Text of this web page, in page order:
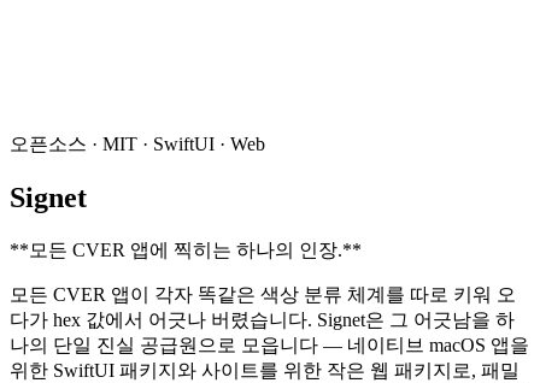
오픈소스 · MIT · SwiftUI · Web
Signet
** 모든 CVER 앱에 찍히는 하나의 인장.**
모든 CVER 앱이 각자 똑같은 색상 분류 체계를 따로 키워 오
다가 hex 값에서 어긋나 버렸습니다. Signet은 그 어긋남을 하
나의 단일 진실 공급원으로 모읍니다 — 네이티브 macOS 앱을
위한 SwiftUI 패키지와 사이트를 위한 작은 웹 패키지로, 패밀